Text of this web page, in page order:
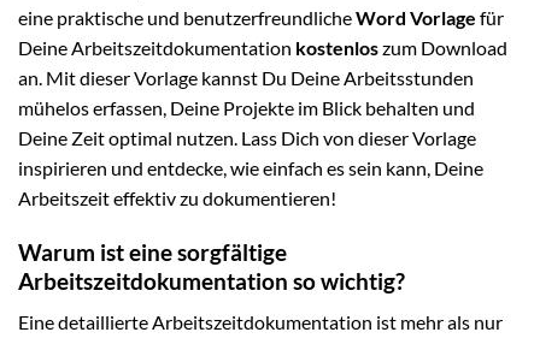
eine praktische und benutzerfreundlicheWord Vorlage für
Deine Arbeitszeitdokumentation kostenloszum Download
an. Mit dieser Vorlage kannst Du Deine Arbeitsstunden
mühelos erfassen, Deine Projekte im Blick behalten und
Deine Zeit optimal nutzen. Lass Dich von dieser Vorlage
inspirieren und entdecke, wie einfach es sein kann, Deine
Arbeitszeit effektiv zu dokumentieren!
Warum ist eine sorgfältige
Arbeitszeitdokumentation so wichtig?
Eine detaillierte Arbeitszeitdokumentation ist mehr als nur